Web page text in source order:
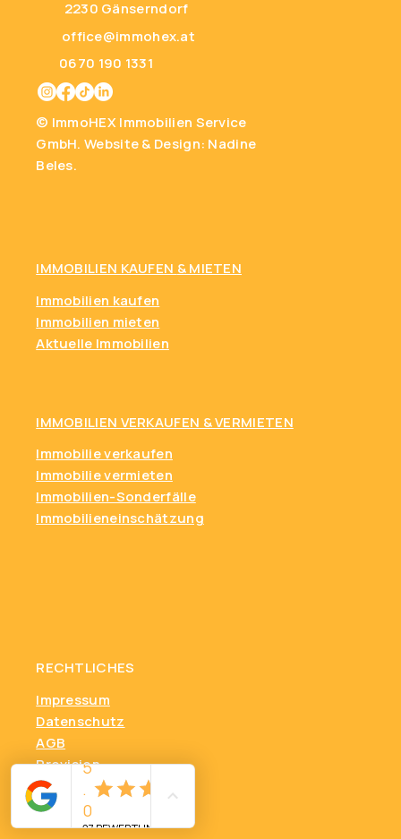
RECHTLICHES
Impressum
Datenschutz
AGB
Provision
2230 Gänserndorf
office@immohex.at
0670 190 1331
© ImmoHEX Immobilien Service
GmbH.Website & Design: Nadine
Beles.
IMMOBILIEN VERKAUFEN & VERMIETEN
Immobilie verkaufen
Immobilie vermieten
Immobilien-Sonderfälle
Immobilieneinschätzung
IMMOBILIEN KAUFEN & MIETEN
Immobilien kaufen
Immobilien mieten
Aktuelle Immobilien